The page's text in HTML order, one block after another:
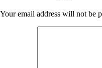
Your email address will not be